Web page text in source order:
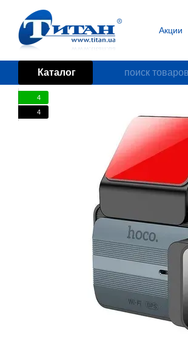
Перейти к основному контенту
Акции
Каталог
4
4